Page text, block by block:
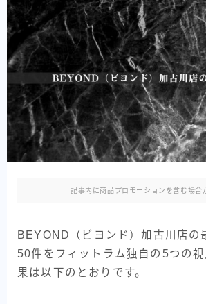
記事内に商品プロモーションを含む場合
BEYOND（ビヨンド）加古川店の
50件をフィットラム独自の5つの
果は以下のとおりです。